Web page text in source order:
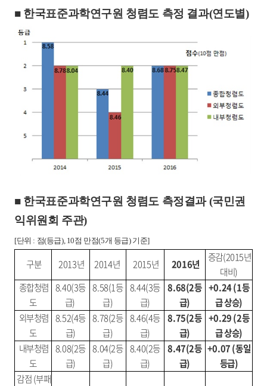
■ 한국표준과학연구원 청렴도 측정 결과(연도별)
■ 한국표준과학연구원 청렴도 측정결과 (국민권
익위원회 주관)
[단위 : 점(등급), 10점 만점(5개 등급) 기준]
구분 2013년 2014년 2015년 2016년
증감(2015년
대비)
종합청렴
도
8.40(3등
급)
8.58(1등
급)
8.44(3등
급)
8.68(2등
급)
+0.24(1등
급 상승)
외부청렴
도
8.52(4등
급)
8.78(2등
급)
8.46(4등
급)
8.75(2등
급)
+0.29(2등
급 상승)
내부청렴
도
8.08(2등
급)
8.04(2등
급)
8.40(2등
급)
8.47(2등
급)
+0.07(동일
등급)
감점(부패